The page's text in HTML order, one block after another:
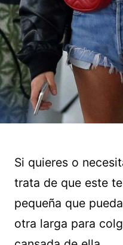
Si quieres o
trata de que este
pequeña que
otra larga para